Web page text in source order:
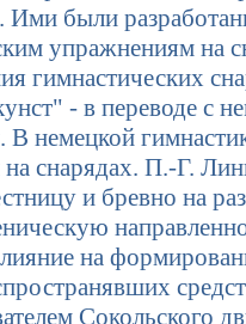
были
упражнениям на
гимнастических
- в переводе с
немецкой
снарядах. П.-Г.
и бревно на
на
Сокольского